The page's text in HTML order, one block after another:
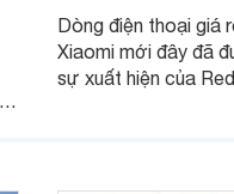
Dòng điện thoại giá
Xiaomi mới đây đã
sự xuất hiện của